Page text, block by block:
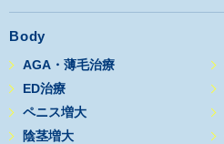
Body
AGA・薄毛治療
ED治療
ペニス増大
陰茎増大